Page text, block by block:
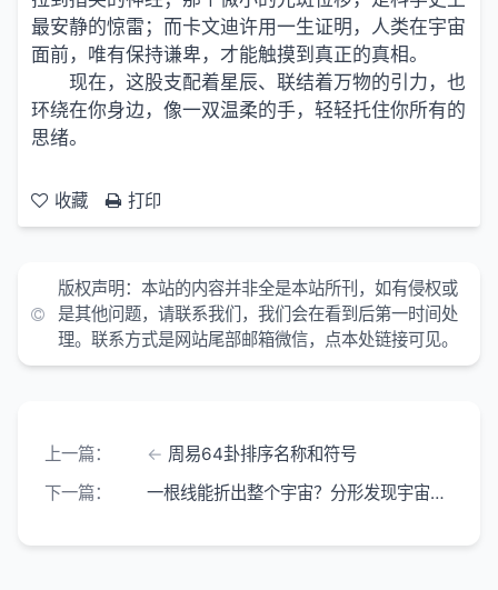
最安静的惊雷；而卡文迪许用一生证明，人类在宇宙
面前，唯有保持谦卑，才能触摸到真正的真相。
现在，这股支配着星辰、联结着万物的引力，也
环绕在你身边，像一双温柔的手，轻轻托住你所有的
思绪。
收藏 打印
版权声明： 本站的内容并非全是本站所刊，如有侵权或
是其他问题，请联系我们，我们会在看到后第一时间处
理。联系方式是网站尾部邮箱微信，点本处链接可见。
上一篇：
周易64卦排序名称和符号
下一篇：
一根线能折出整个宇宙？分形发现宇宙隐藏的新维度